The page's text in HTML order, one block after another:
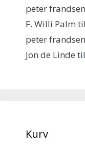
peter frandsen
F. Willi Palm til
peter frandsen
Jon de Linde til
Kurv